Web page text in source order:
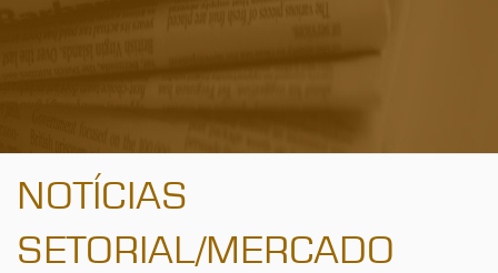
NOTÍCIAS
SETORIAL/MERCADO